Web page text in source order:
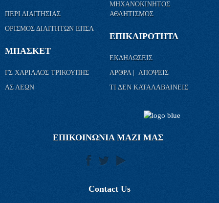
ΠΕΡΙ ΔΙΑΙΤΗΣΙΑΣ
ΟΡΙΣΜΟΣ ΔΙΑΙΤΗΤΩΝ ΕΠΣΑ
ΜΠΑΣΚΕΤ
ΓΣ ΧΑΡΙΛΑΟΣ ΤΡΙΚΟΥΠΗΣ
ΑΣ ΛΕΩΝ
ΜΗΧΑΝΟΚΙΝΗΤΟΣ
ΑΘΛΗΤΙΣΜΟΣ
ΕΠΙΚΑΙΡΟΤΗΤΑ
ΕΚΔΗΛΩΣΕΙΣ
ΑΡΘΡΑ | ΑΠΟΨΕΙΣ
ΤΙ ΔΕΝ ΚΑΤΑΛΑΒΑΙΝΕΙΣ
ΕΠΙΚΟΙΝΩΝΙΑ ΜΑΖΙ ΜΑΣ
Contact Us